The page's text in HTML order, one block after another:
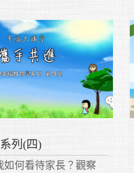
列(四)
如何看待家長？觀察